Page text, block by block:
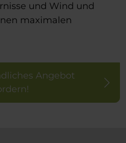
und Wind und
maximalen
Angebot